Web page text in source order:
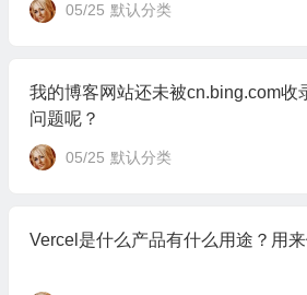
05/25 默认分类
我的博客网站还未被cn.bing.com收
问题呢？
05/25 默认分类
Vercel是什么产品有什么用途？用